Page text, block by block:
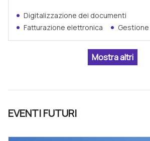
Digitalizzazione dei documenti
Fatturazione elettronica
EVENTI FUTURI